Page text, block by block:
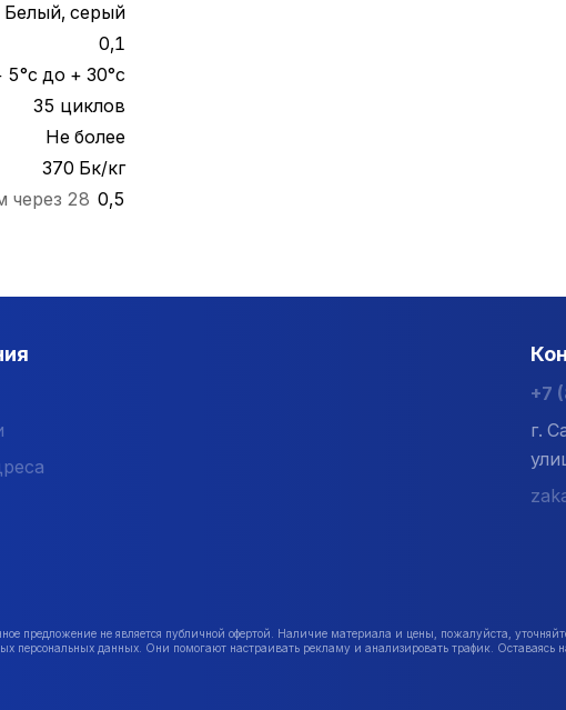
Белый, серый
0,1
5°с до + 30°с
35 циклов
Не более
370 Бк/кг
через 28 0,5
+7
г.
не является публичной офертой. Наличие материала и цены, пожалуйста,
персональных данных. Они помогают настраивать рекламу и анализировать трафик. Оставаясь